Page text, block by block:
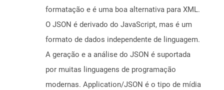
formatação e é uma boa alternativa para XML.
O JSON é derivado do JavaScript, mas é um
formato de dados independente de linguagem.
A geração e a análise do JSON é suportada
por muitas linguagens de programação
modernas. Application/JSON é o tipo de mídia